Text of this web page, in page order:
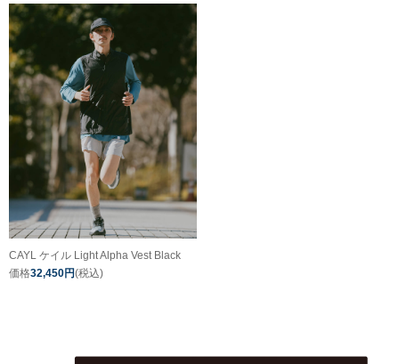
CAYL ケイル Light Alpha Vest Black
価格32,450円(税込)